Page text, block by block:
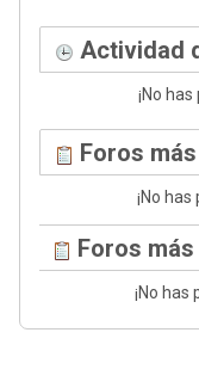
Actividad
¡No
Foros
¡No
Foros
¡No